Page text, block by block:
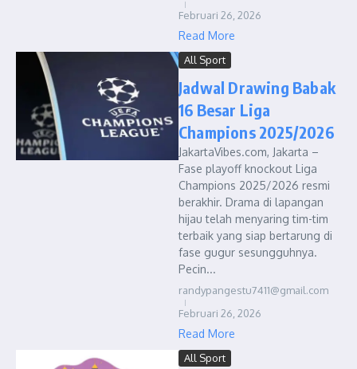
Februari 26, 2026
Read More
All Sport
Jadwal Drawing Babak
16 Besar Liga
Champions 2025/2026
JakartaVibes.com, Jakarta –
Fase playoff knockout Liga
Champions 2025/2026 resmi
berakhir. Drama di lapangan
hijau telah menyaring tim-tim
terbaik yang siap bertarung di
fase gugur sesungguhnya.
Pecin...
randypangestu7411@gmail.com
Februari 26, 2026
Read More
All Sport